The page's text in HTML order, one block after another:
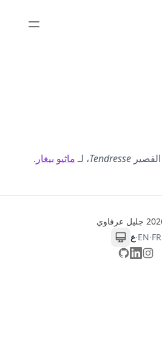
Tendresse، لـماثيو بيغار .
FR
·
EN
·ع
Instagram
LinkedIn
GitHub